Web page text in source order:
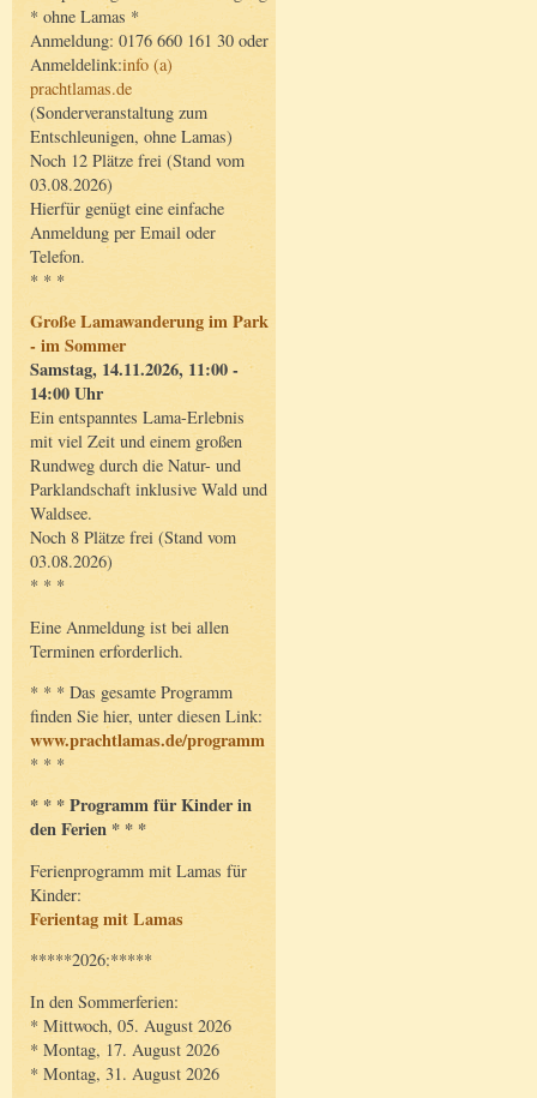
* ohne Lamas *
Anmeldung: 0176 660 161 30 oder
Anmeldelink:info (a)
prachtlamas.de
(Sonderveranstaltung zum
Entschleunigen, ohne Lamas)
Noch 12 Plätze frei (Stand vom
03.08.2026)
Hierfür genügt eine einfache
Anmeldung per Email oder
Telefon.
* * *
Große Lamawanderung im Park
- im Sommer
Samstag, 14.11.2026, 11:00 -
14:00 Uhr
Ein entspanntes Lama-Erlebnis
mit viel Zeit und einem großen
Rundweg durch die Natur- und
Parklandschaft inklusive Wald und
Waldsee.
Noch 8 Plätze frei (Stand vom
03.08.2026)
* * *
Eine Anmeldung ist bei allen
Terminen erforderlich.
* * * Das gesamte Programm
finden Sie hier, unter diesen Link:
www.prachtlamas.de/programm
* * *
* * * Programm für Kinder in
den Ferien * * *
Ferienprogramm mit Lamas für
Kinder:
Ferientag mit Lamas
*****2026:*****
In den Sommerferien:
* Mittwoch, 05. August 2026
* Montag, 17. August 2026
* Montag, 31. August 2026